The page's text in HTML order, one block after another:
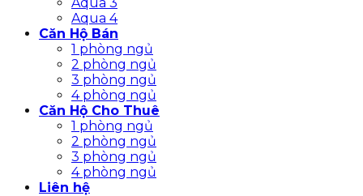
Aqua 4
Căn Hộ Bán
1 phòng ngủ
2 phòng ngủ
3 phòng ngủ
4 phòng ngủ
Căn Hộ Cho Thuê
1 phòng ngủ
2 phòng ngủ
3 phòng ngủ
4 phòng ngủ
Liên hệ